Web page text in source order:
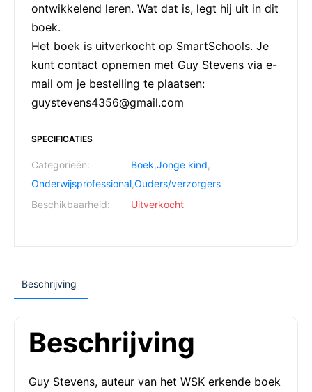
ontwikkelend leren. Wat dat is, legt hij uit in dit
boek.
Het boek is uitverkocht op SmartSchools. Je
kunt contact opnemen met Guy Stevens via e-
mail om je bestelling te plaatsen:
guystevens4356@gmail.com
SPECIFICATIES
Categorieën: Boek,Jonge kind,
Onderwijsprofessional,Ouders/verzorgers
Beschikbaarheid:
Uitverkocht
Beschrijving
Beschrijving
Guy Stevens, auteur van het WSK erkende boek